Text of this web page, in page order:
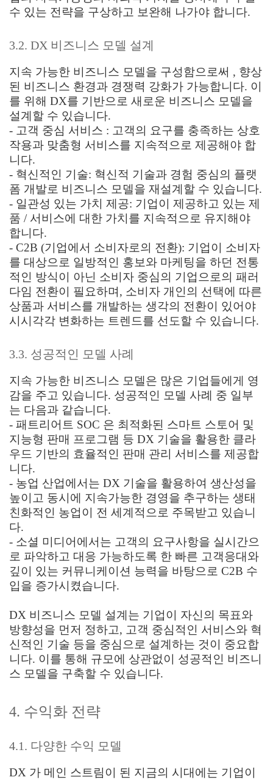
수 있는 전략을 구상하고 보완해 나가야 합니다.
3.2. DX 비즈니스 모델 설계
지속 가능한 비즈니스 모델을 구성함으로써 , 향상
된 비즈니스 환경과 경쟁력 강화가 가능합니다. 이
를 위해 DX를 기반으로 새로운 비즈니스 모델을
설계할 수 있습니다.
- 고객 중심 서비스 : 고객의 요구를 충족하는 상호
작용과 맞춤형 서비스를 지속적으로 제공해야 합
니다.
- 혁신적인 기술: 혁신적 기술과 경험 중심의 플랫
폼 개발로 비즈니스 모델을 재설계할 수 있습니다.
- 일관성 있는 가치 제공: 기업이 제공하고 있는 제
품 / 서비스에 대한 가치를 지속적으로 유지해야
합니다.
- C2B (기업에서 소비자로의 전환): 기업이 소비자
를 대상으로 일방적인 홍보와 마케팅을 하던 전통
적인 방식이 아닌 소비자 중심의 기업으로의 패러
다임 전환이 필요하며, 소비자 개인의 선택에 따른
상품과 서비스를 개발하는 생각의 전환이 있어야
시시각각 변화하는 트렌드를 선도할 수 있습니다.
3.3. 성공적인 모델 사례
지속 가능한 비즈니스 모델은 많은 기업들에게 영
감을 주고 있습니다. 성공적인 모델 사례 중 일부
는 다음과 같습니다.
- 패트리어트 SOC 은 최적화된 스마트 스토어 및
지능형 판매 프로그램 등 DX 기술을 활용한 클라
우드 기반의 효율적인 판매 관리 서비스를 제공합
니다.
- 농업 산업에서는 DX 기술을 활용하여 생산성을
높이고 동시에 지속가능한 경영을 추구하는 생태
친화적인 농업이 전 세계적으로 주목받고 있습니
다.
- 소셜 미디어에서는 고객의 요구사항을 실시간으
로 파악하고 대응 가능하도록 한 빠른 고객응대와
깊이 있는 커뮤니케이션 능력을 바탕으로 C2B 수
입을 증가시켰습니다.
DX 비즈니스 모델 설계는 기업이 자신의 목표와
방향성을 먼저 정하고, 고객 중심적인 서비스와 혁
신적인 기술 등을 중심으로 설계하는 것이 중요합
니다. 이를 통해 규모에 상관없이 성공적인 비즈니
스 모델을 구축할 수 있습니다.
4. 수익화 전략
4.1. 다양한 수익 모델
DX 가 메인 스트림이 된 지금의 시대에는 기업이